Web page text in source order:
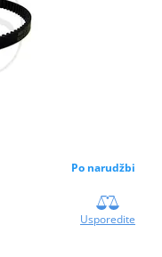
Po narudžbi
Usporedite